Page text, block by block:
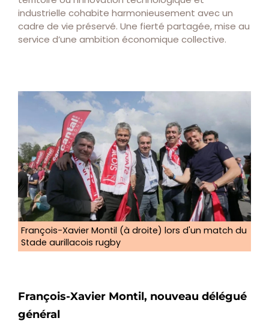
industrielle cohabite harmonieusement avec un
cadre de vie préservé. Une fierté partagée, mise au
service d’une ambition économique collective.
François-Xavier Montil (à droite) lors d'un match du
Stade aurillacois rugby
François-Xavier Montil, nouveau délégué
général